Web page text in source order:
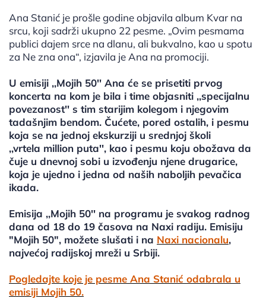
Ana Stanić je prošle godine objavila album Kvar na
srcu, koji sadrži ukupno 22 pesme. „Ovim pesmama
publici dajem srce na dlanu, ali bukvalno, kao u spotu
za Ne zna ona“, izjavila je Ana na promociji.
U emisiji ,,Mojih 50'' Ana će se prisetiti prvog
koncerta na kom je bila i time objasniti ,,specijalnu
povezanost'' s tim starijim kolegom i njegovim
tadašnjim bendom. Čućete, pored ostalih, i pesmu
koja se na jednoj ekskurziji u srednjoj školi
,,vrtela million puta'', kao i pesmu koju obožava da
čuje u dnevnoj sobi u izvođenju njene drugarice,
koja je ujedno i jedna od naših naboljih pevačica
ikada.
Emisija ,,Mojih 50'' na programu je svakog radnog
dana od 18 do 19 časova na Naxi radiju. Emisiju
"Mojih 50", možete slušati i na Naxi nacionalu,
najvećoj radijskoj mreži u Srbiji.
Pogledajte koje je pesme Ana Stanić odabrala u
emisiji Mojih 50.